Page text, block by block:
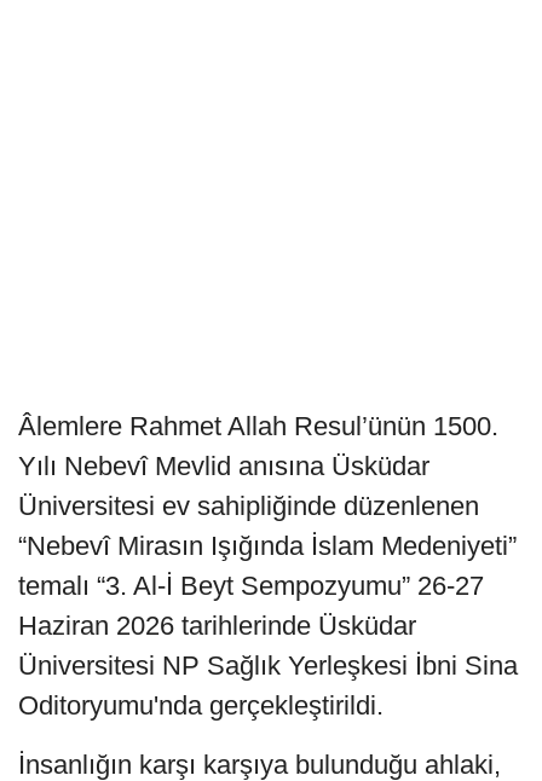
Âlemlere Rahmet Allah Resul’ünün 1500.
Yılı Nebevî Mevlid anısına Üsküdar
Üniversitesi ev sahipliğinde düzenlenen
“Nebevî Mirasın Işığında İslam Medeniyeti”
temalı “3. Al-İ Beyt Sempozyumu” 26-27
Haziran 2026 tarihlerinde Üsküdar
Üniversitesi NP Sağlık Yerleşkesi İbni Sina
Oditoryumu'nda gerçekleştirildi.
İnsanlığın karşı karşıya bulunduğu ahlaki,